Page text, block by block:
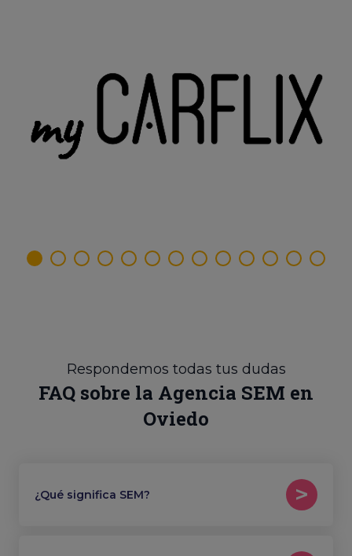
Respondemos todas tus dudas
FAQ sobre la Agencia SEM en
Oviedo
¿Qué significa SEM?